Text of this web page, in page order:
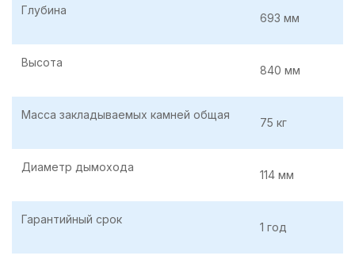
Глубина
693 мм
Высота
840 мм
Масса закладываемых камней общая
75 кг
Диаметр дымохода
114 мм
Гарантийный срок
1 год